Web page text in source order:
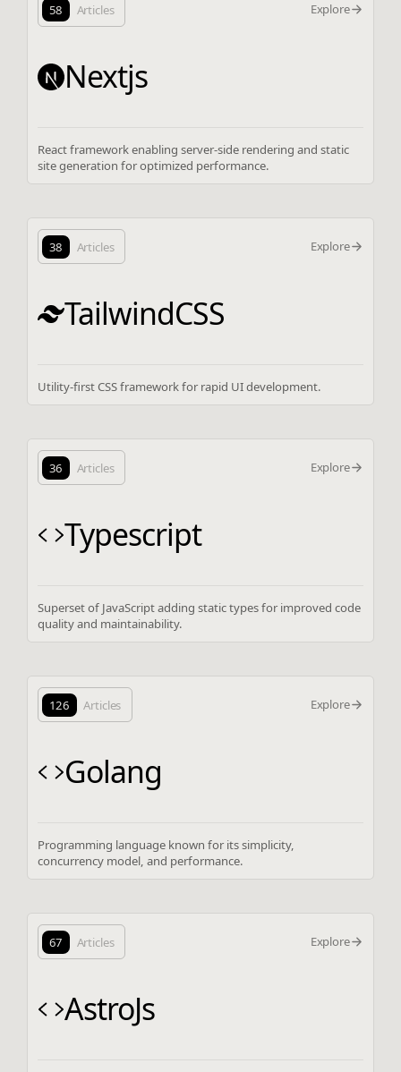
58 Articles Explore
Nextjs
React framework enabling server-side rendering and static
site generation for optimized performance.
38 Articles Explore
TailwindCSS
Utility-first CSS framework for rapid UI development.
36 Articles Explore
Typescript
Superset of JavaScript adding static types for improved code
quality and maintainability.
126 Articles Explore
Golang
Programming language known for its simplicity,
concurrency model, and performance.
67 Articles Explore
AstroJs